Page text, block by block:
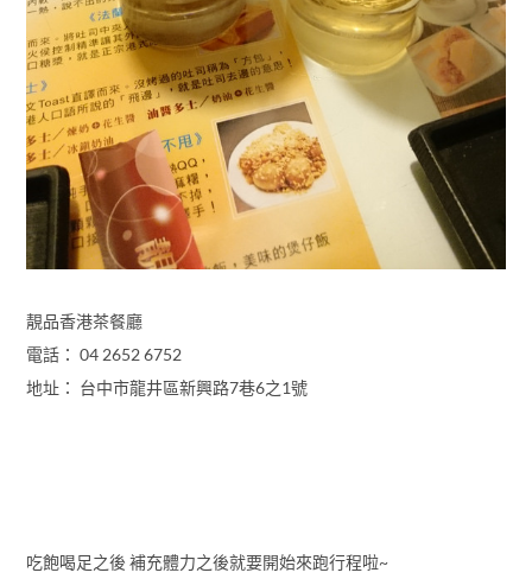
靚品香港茶餐廳
電話： 04 2652 6752
地址： 台中市龍井區新興路7巷6之1號
吃飽喝足之後 補充體力之後就要開始來跑行程啦~